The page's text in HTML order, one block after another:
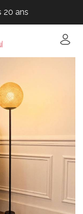
20 ans
20 ans
ans